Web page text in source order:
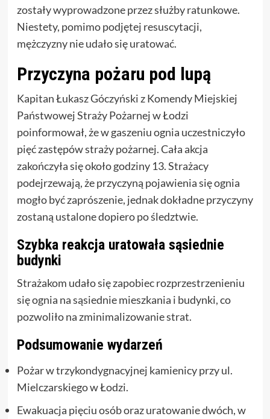
zostały wyprowadzone przez służby ratunkowe.
Niestety, pomimo podjętej resuscytacji,
mężczyzny nie udało się uratować.
Przyczyna pożaru pod lupą
Kapitan Łukasz Góczyński z Komendy Miejskiej
Państwowej Straży Pożarnej w Łodzi
poinformował, że w gaszeniu ognia uczestniczyło
pięć zastępów straży pożarnej. Cała akcja
zakończyła się około godziny 13. Strażacy
podejrzewają, że przyczyną pojawienia się ognia
mogło być zaprószenie, jednak dokładne przyczyny
zostaną ustalone dopiero po śledztwie.
Szybka reakcja uratowała sąsiednie
budynki
Strażakom udało się zapobiec rozprzestrzenieniu
się ognia na sąsiednie mieszkania i budynki, co
pozwoliło na zminimalizowanie strat.
Podsumowanie wydarzeń
Pożar w trzykondygnacyjnej kamienicy przy ul.
Mielczarskiego w Łodzi.
Ewakuacja pięciu osób oraz uratowanie dwóch, w